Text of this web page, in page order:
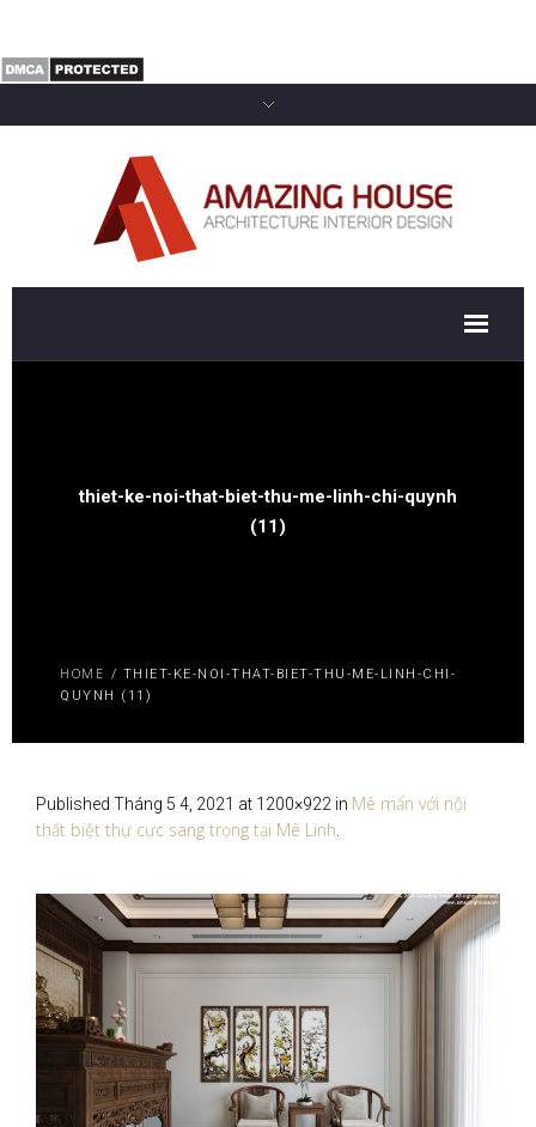
thiet-ke-noi-that-biet-thu-me-linh-chi-quynh
(11)
HOME / THIET-KE-NOI-THAT-BIET-THU-ME-LINH-CHI-
QUYNH (11)
Published Tháng 5 4, 2021 at 1200×922 in Mê mẩn với nội
thất biệt thự cực sang trọng tại Mê Linh.